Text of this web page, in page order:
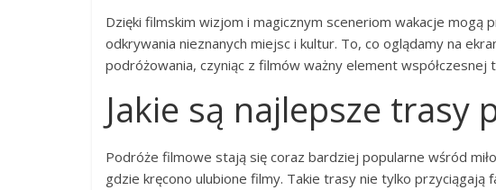
Dzięki filmskim wizjom i magicznym sceneriom wakacje mogą
odkrywania nieznanych miejsc i kultur. To, co oglądamy na
podróżowania, czyniąc z filmów ważny element współczesnej
Jakie są najlepsze trasy
Podróże filmowe stają się coraz bardziej popularne wśród
gdzie kręcono ulubione filmy. Takie trasy nie tylko przyciągają